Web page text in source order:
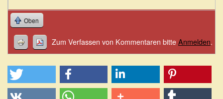
Oben
Zum Verfassen von Kommentaren bitteAnmelden.